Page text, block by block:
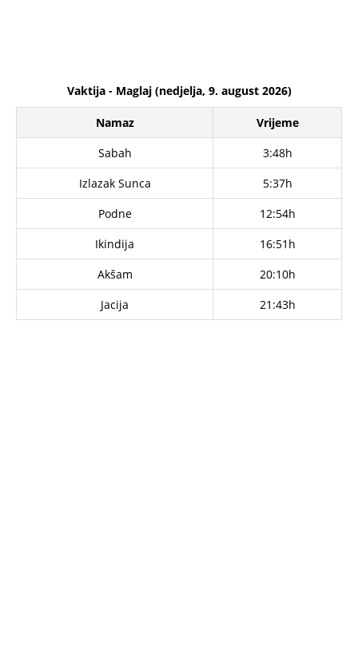
Vaktija - Maglaj (nedjelja, 9. august 2026)
Namaz
Vrijeme
Sabah
3:48h
Izlazak Sunca
5:37h
Podne
12:54h
Ikindija
16:51h
Akšam
20:10h
Jacija
21:43h